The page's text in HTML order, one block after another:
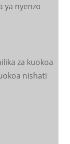
ya nyenzo
za kuokoa
nishati